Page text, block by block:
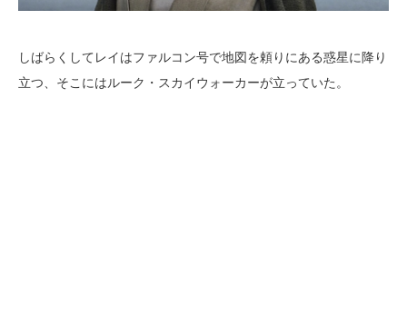
しばらくしてレイはファルコン号で地図を頼りにある惑星に降り
立つ、そこにはルーク・スカイウォーカーが立っていた。